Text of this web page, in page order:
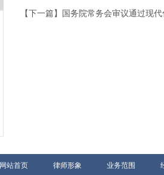
【下一篇】 国务院常务会审议通过现
网站首页 律师形象 业务范围